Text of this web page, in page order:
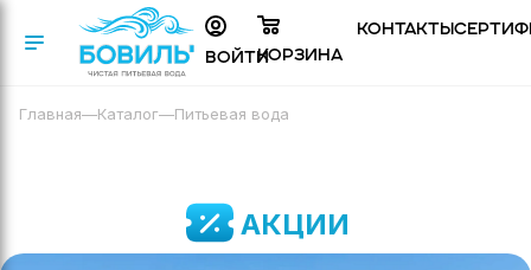
Контакты
Корзина
Войти
Главная—Каталог—Питьевая вода
АКЦИИ